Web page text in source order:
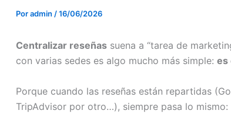
Poradmin /16/06/2026
Centralizar reseñas suena a “tarea de
con varias sedes es algo mucho más simple: es
Porque cuando las reseñas están repartidas
TripAdvisor por otro…), siempre pasa lo mismo: